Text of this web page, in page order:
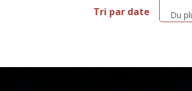
Tri par date Du